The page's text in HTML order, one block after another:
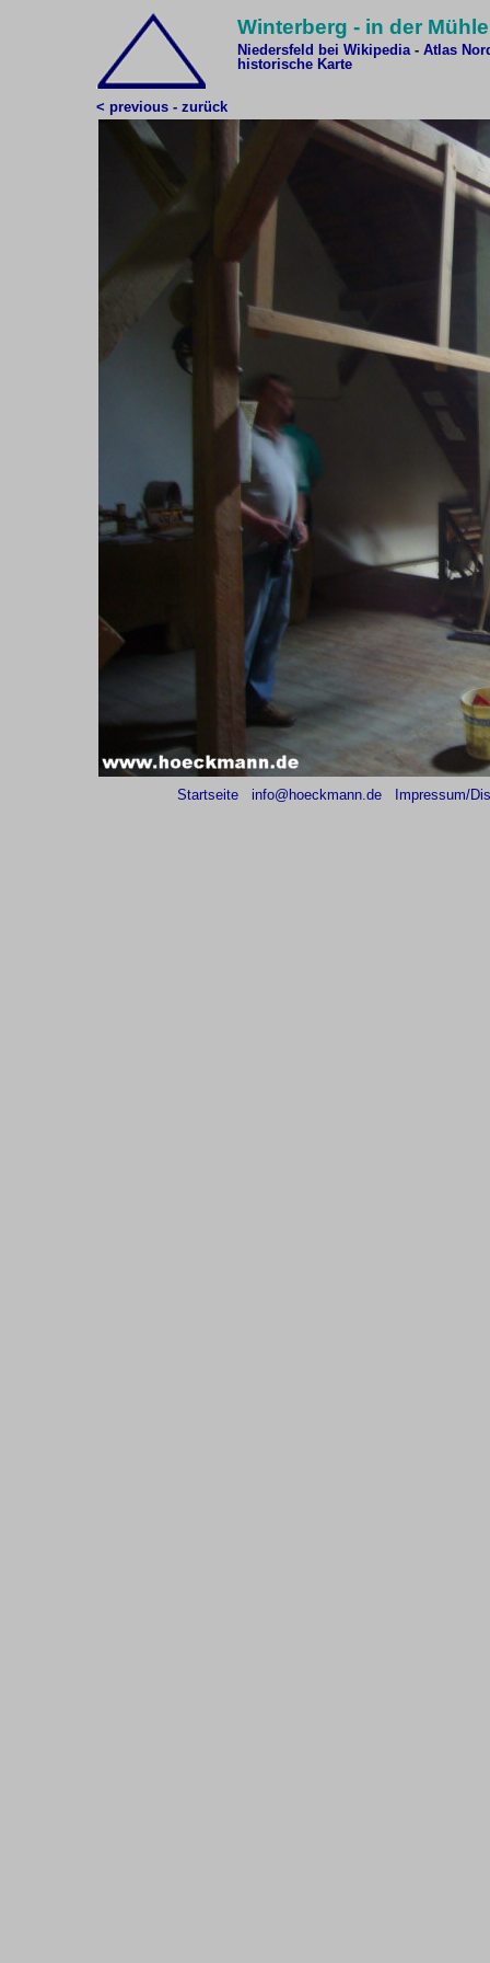
Winterberg - in der
Niedersfeld bei Wikipedia- Atlas
historische Karte
< previous - zurück
Startseite info@hoeckmann.de Impressum/